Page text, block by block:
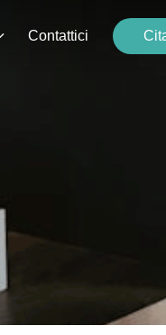
Contattici